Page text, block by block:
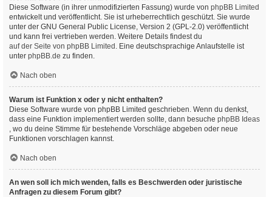
Diese Software (in ihrer unmodifizierten Fassung) wurde von phpBB Limited
entwickelt und veröffentlicht. Sie ist urheberrechtlich geschützt. Sie wurde
unter der GNU General Public License, Version 2 (GPL-2.0) veröffentlicht
und kann frei vertrieben werden. Weitere Details findest du
auf der Seite von phpBB Limited . Eine deutschsprachige Anlaufstelle ist
unter phpBB.de zu finden.
Nach oben
Warum ist Funktion x oder y nicht enthalten?
Diese Software wurde von phpBB Limited geschrieben. Wenn du denkst,
dass eine Funktion implementiert werden sollte, dann besuche phpBB Ideas
, wo du deine Stimme für bestehende Vorschläge abgeben oder neue
Funktionen vorschlagen kannst.
Nach oben
An wen soll ich mich wenden, falls es Beschwerden oder juristische
Anfragen zu diesem Forum gibt?